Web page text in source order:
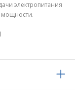
электропитания
мощности.